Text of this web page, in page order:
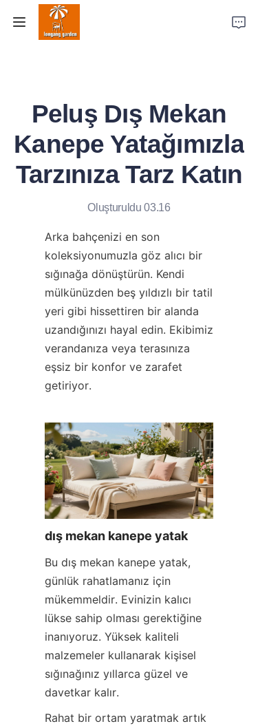
Peluş Dış Mekan
Kanepe Yatağımızla
Tarzınıza Tarz Katın
Oluşturuldu 03.16
Arka bahçenizi en son
koleksiyonumuzla göz alıcı bir
sığınağa dönüştürün. Kendi
mülkünüzden beş yıldızlı bir tatil
yeri gibi hissettiren bir alanda
uzandığınızı hayal edin. Ekibimiz
verandanıza veya terasınıza
eşsiz bir konfor ve zarafet
getiriyor.
dış mekan kanepe yatak
Bu dış mekan kanepe yatak,
günlük rahatlamanız için
mükemmeldir. Evinizin kalıcı
lükse sahip olması gerektiğine
inanıyoruz. Yüksek kaliteli
malzemeler kullanarak kişisel
sığınağınız yıllarca güzel ve
davetkar kalır.
Rahat bir ortam yaratmak artık
Ürünler
Vaka Çalışmaları
Fabrika Gücü
Bize Ulaşın